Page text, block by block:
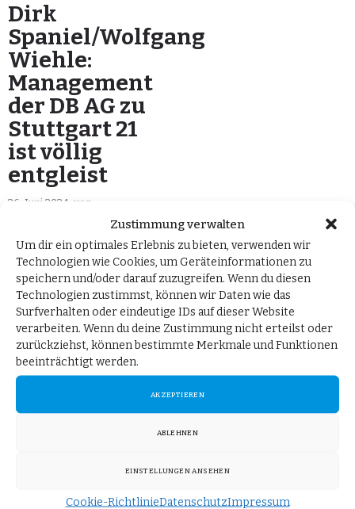
Zustimmung verwalten
Um dir ein optimales Erlebnis zu bieten, verwenden wir
Technologien wie Cookies, um Geräteinformationen zu
speichern und/oder darauf zuzugreifen. Wenn du diesen
Technologien zustimmst, können wir Daten wie das
Surfverhalten oder eindeutige IDs auf dieser Website
verarbeiten. Wenn du deine Zustimmung nicht erteilst oder
zurückziehst, können bestimmte Merkmale und Funktionen
beeinträchtigt werden.
AKZEPTIEREN
ABLEHNEN
EINSTELLUNGEN ANSEHEN
Cookie-RichtlinieDatenschutzImpressum
Dirk
Spaniel/Wolfgang
Wiehle:
Management
der DB AG zu
Stuttgart 21
ist völlig
entgleist
26. Juni 2024 von
Wolfgang Wiehle MdB in
Berlin, 26. Juni 2024. Die
Sondersitzung des
Verkehrsausschusses am
26. Juni zur abermaligen
Verschiebung der
Stuttgart 21 hat mehr
verkehrspolitische